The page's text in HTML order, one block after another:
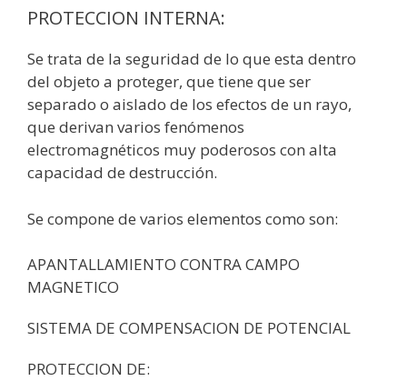
PROTECCION INTERNA:
Se trata de la seguridad de lo que esta dentro
del objeto a proteger, que tiene que ser
separado o aislado de los efectos de un rayo,
que derivan varios fenómenos
electromagnéticos muy poderosos con alta
capacidad de destrucción.
Se compone de varios elementos como son:
APANTALLAMIENTO CONTRA CAMPO
MAGNETICO
SISTEMA DE COMPENSACION DE POTENCIAL
PROTECCION DE: